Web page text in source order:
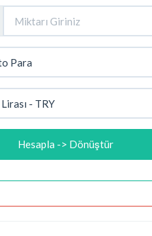
Hesapla -> Dönüştür